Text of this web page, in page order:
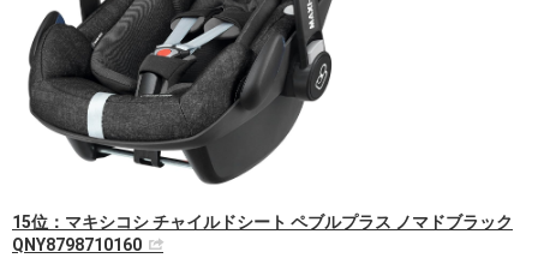
15位：マキシコシ チャイルドシート ペブルプラス ノマドブラック
QNY8798710160